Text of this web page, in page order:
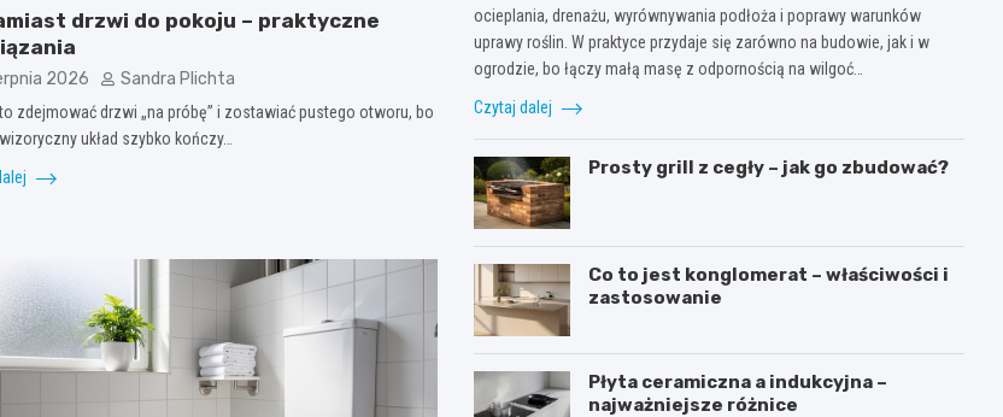
drzwi do pokoju – praktyczne
2026 Sandra Plichta
zdejmować drzwi „na próbę” i zostawiać pustego otworu, bo
układ szybko kończy…
ocieplania, drenażu, wyrównywania podłoża i poprawy warunków
uprawy roślin. W praktyce przydaje się zarówno na budowie, jak i w
ogrodzie, bo łączy małą masę z odpornością na wilgoć…
Czytaj dalej
Prosty grill z cegły – jak go zbudować?
Co to jest konglomerat – właściwości i
zastosowanie
Płyta ceramiczna a indukcyjna –
najważniejsze różnice